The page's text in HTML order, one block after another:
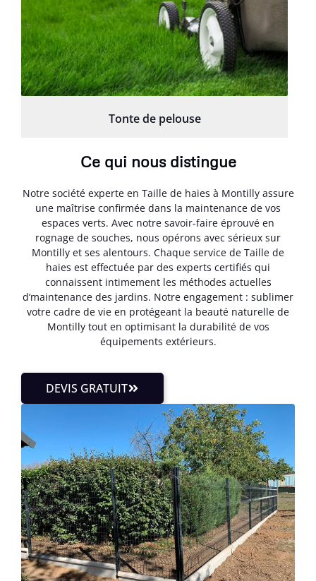
Tonte de pelouse
Ce qui nous distingue
Notre société experte en Taille de haies à Montilly assure
une maîtrise confirmée dans la maintenance de vos
espaces verts. Avec notre savoir-faire éprouvé en
rognage de souches, nous opérons avec sérieux sur
Montilly et ses alentours. Chaque service de Taille de
haies est effectuée par des experts certifiés qui
connaissent intimement les méthodes actuelles
d’maintenance des jardins. Notre engagement : sublimer
votre cadre de vie en protégeant la beauté naturelle de
Montilly tout en optimisant la durabilité de vos
équipements extérieurs.
DEVIS GRATUIT